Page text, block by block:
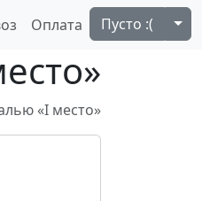
Оплата Пусто :(
«I место»